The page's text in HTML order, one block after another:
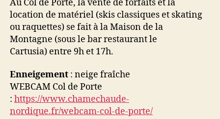
Au Col de Porte, la vente de forfaits et la
location de matériel (skis classiques et skating
ou raquettes) se fait à la Maison de la
Montagne (sous le bar restaurant le
Cartusia) entre 9h et 17h.
Enneigement : neige fraîche
WEBCAM Col de Porte
: https://www.chamechaude-
nordique.fr/webcam-col-de-porte/